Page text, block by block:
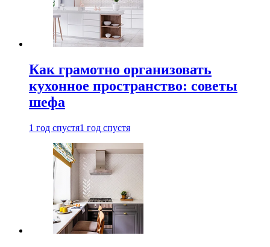
Как грамотно организовать
кухонное пространство: советы
шефа
1 год спустя1 год спустя